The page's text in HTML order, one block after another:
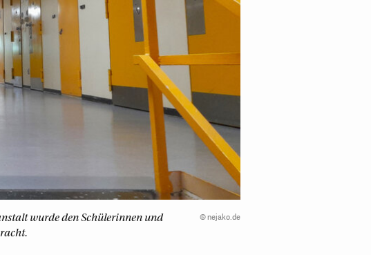
wurde den Schülerinnen und
©nejako.de